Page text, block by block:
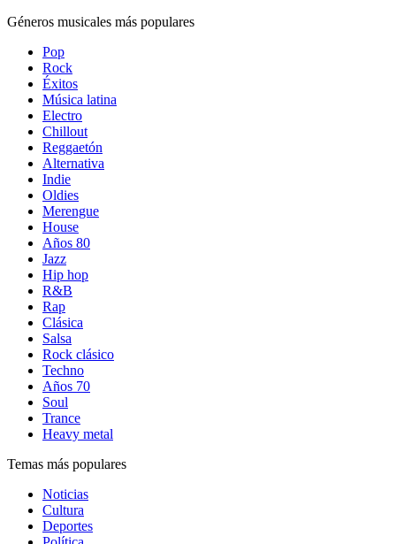
Géneros musicales más populares
Pop
Rock
Éxitos
Música latina
Electro
Chillout
Reggaetón
Alternativa
Indie
Oldies
Merengue
House
Años 80
Jazz
Hip hop
R&B
Rap
Clásica
Salsa
Rock clásico
Techno
Años 70
Soul
Trance
Heavy metal
Temas más populares
Noticias
Cultura
Deportes